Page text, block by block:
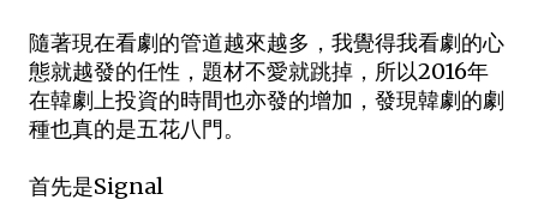
隨著現在看劇的管道越來越多，我覺得我看劇的心
態就越發的任性，題材不愛就跳掉，所以2016年
在韓劇上投資的時間也亦發的增加，發現韓劇的劇
種也真的是五花八門。
首先是Signal